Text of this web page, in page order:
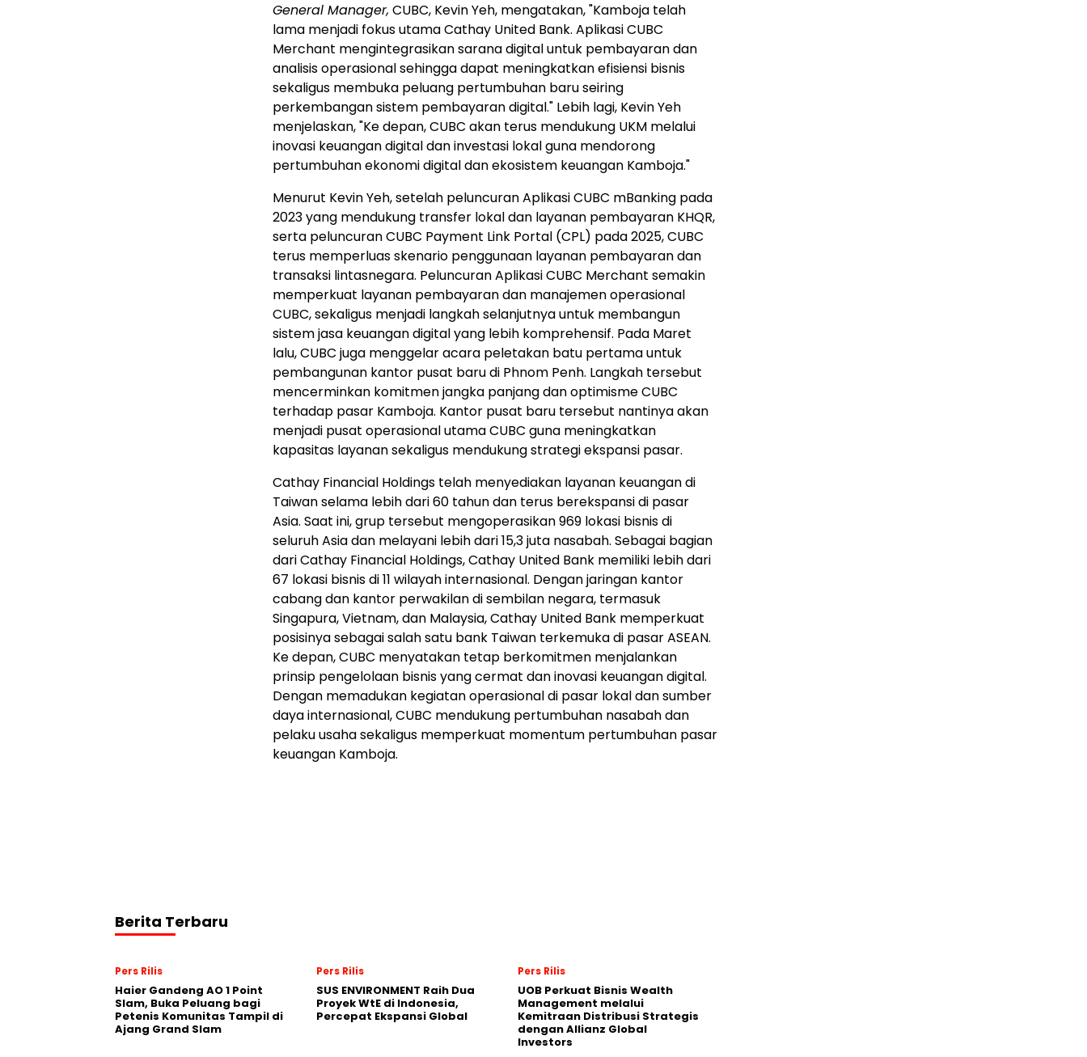
General Manager, CUBC, Kevin Yeh, mengatakan, "Kamboja telah
lama menjadi fokus utama Cathay United Bank. Aplikasi CUBC
Merchant mengintegrasikan sarana digital untuk pembayaran dan
analisis operasional sehingga dapat meningkatkan efisiensi bisnis
sekaligus membuka peluang pertumbuhan baru seiring
perkembangan sistem pembayaran digital." Lebih lagi, Kevin Yeh
menjelaskan, "Ke depan, CUBC akan terus mendukung UKM melalui
inovasi keuangan digital dan investasi lokal guna mendorong
pertumbuhan ekonomi digital dan ekosistem keuangan Kamboja."
Menurut Kevin Yeh, setelah peluncuran Aplikasi CUBC mBanking pada
2023 yang mendukung transfer lokal dan layanan pembayaran KHQR,
serta peluncuran CUBC Payment Link Portal (CPL) pada 2025, CUBC
terus memperluas skenario penggunaan layanan pembayaran dan
transaksi lintasnegara. Peluncuran Aplikasi CUBC Merchant semakin
memperkuat layanan pembayaran dan manajemen operasional
CUBC, sekaligus menjadi langkah selanjutnya untuk membangun
sistem jasa keuangan digital yang lebih komprehensif. Pada Maret
lalu, CUBC juga menggelar acara peletakan batu pertama untuk
pembangunan kantor pusat baru di Phnom Penh. Langkah tersebut
mencerminkan komitmen jangka panjang dan optimisme CUBC
terhadap pasar Kamboja. Kantor pusat baru tersebut nantinya akan
menjadi pusat operasional utama CUBC guna meningkatkan
kapasitas layanan sekaligus mendukung strategi ekspansi pasar.
Cathay Financial Holdings telah menyediakan layanan keuangan di
Taiwan selama lebih dari 60 tahun dan terus berekspansi di pasar
Asia. Saat ini, grup tersebut mengoperasikan 969 lokasi bisnis di
seluruh Asia dan melayani lebih dari 15,3 juta nasabah. Sebagai bagian
dari Cathay Financial Holdings, Cathay United Bank memiliki lebih dari
67 lokasi bisnis di 11 wilayah internasional. Dengan jaringan kantor
cabang dan kantor perwakilan di sembilan negara, termasuk
Singapura, Vietnam, dan Malaysia, Cathay United Bank memperkuat
posisinya sebagai salah satu bank Taiwan terkemuka di pasar ASEAN.
Ke depan, CUBC menyatakan tetap berkomitmen menjalankan
prinsip pengelolaan bisnis yang cermat dan inovasi keuangan digital.
Dengan memadukan kegiatan operasional di pasar lokal dan sumber
daya internasional, CUBC mendukung pertumbuhan nasabah dan
pelaku usaha sekaligus memperkuat momentum pertumbuhan pasar
keuangan Kamboja.
Berita Terbaru
Pers Rilis
Haier Gandeng AO 1 Point
Slam, Buka Peluang bagi
Petenis Komunitas Tampil di
Ajang Grand Slam
Pers Rilis
SUS ENVIRONMENT Raih Dua
Proyek WtE di Indonesia,
Percepat Ekspansi Global
Pers Rilis
UOB Perkuat Bisnis Wealth
Management melalui
Kemitraan Distribusi Strategis
dengan Allianz Global
Investors